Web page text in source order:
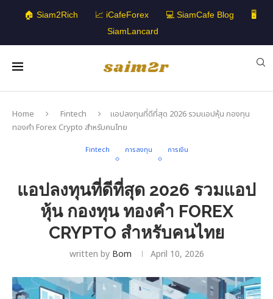
🏠 Siam2Rich 📈 iCafeForex 💻 SiamCafe Blog
🖥️
SiamLancard
Home Fintech
แอปลงทุนที่ดีที่สุด 2026 รวมแอปหุ้น กองทุน
ทองคำ Forex Crypto สำหรับคนไทย
Fintech การลงทุน การเงิน
แอปลงทุนที่ดีที่สุด 2026 รวมแอป
หุ้น กองทุน ทองคำ FOREX
CRYPTO สำหรับคนไทย
written by Bom April 10, 2026